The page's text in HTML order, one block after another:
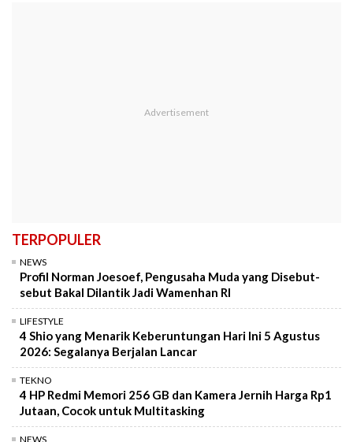
TERPOPULER
NEWS
Profil Norman Joesoef, Pengusaha Muda yang Disebut-
sebut Bakal Dilantik Jadi Wamenhan RI
LIFESTYLE
4 Shio yang Menarik Keberuntungan Hari Ini 5 Agustus
2026: Segalanya Berjalan Lancar
TEKNO
4 HP Redmi Memori 256 GB dan Kamera Jernih Harga Rp1
Jutaan, Cocok untuk Multitasking
NEWS